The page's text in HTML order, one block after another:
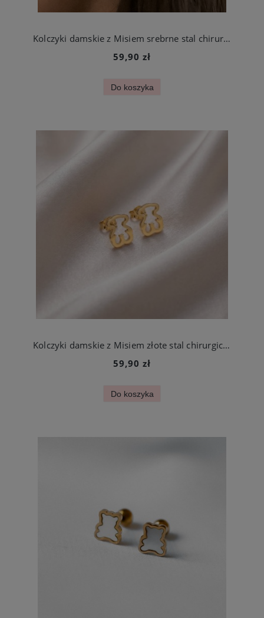
Kolczyki damskie z Misiem srebrne stal chirurgiczna
59,90 zł
Do koszyka
Kolczyki damskie z Misiem złote stal chirurgiczna
59,90 zł
Do koszyka